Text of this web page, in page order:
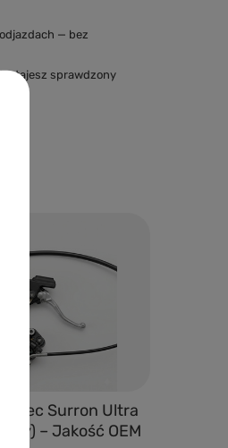
— bez
sprawdzony
Surron Ultra
– Jakość OEM